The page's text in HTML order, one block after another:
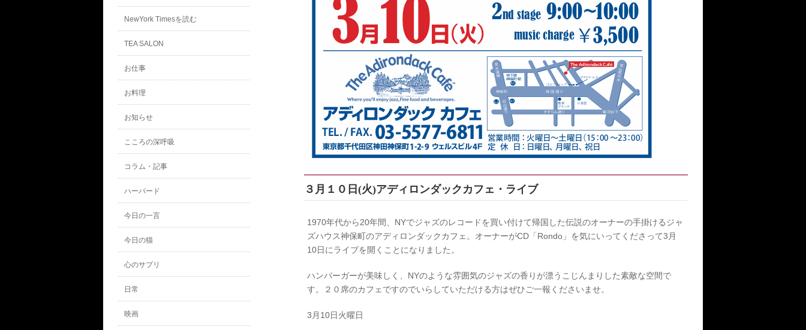
３月１０日(火)アディロンダックカフェ・ライブ
1970年代から20年間、NYでジャズのレコードを買い付けて帰国した伝説のオーナーの手掛けるジャ
ズハウス神保町のアディロンダックカフェ。オーナーがCD「Rondo」を気にいってくださって3月
10日にライブを開くことになりました。
ハンバーガーが美味しく、NYのような雰囲気のジャズの香りが漂うこじんまりした素敵な空間で
す。２０席のカフェですのでいらしていただける方はぜひご一報くださいませ。
3月10日火曜日
NewYork Timesを読む
TEA SALON
お仕事
お料理
お知らせ
こころの深呼吸
コラム・記事
ハーバード
今日の一言
今日の猫
心のサプリ
日常
映画